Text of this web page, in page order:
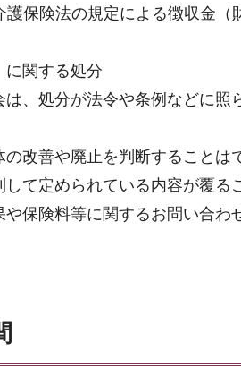
護保険法の規定による徴収金
に関する処分
、処分が法令や条例などに照
改善や廃止を判断することは
て定められている内容が覆る
保険料等に関するお問い合わ